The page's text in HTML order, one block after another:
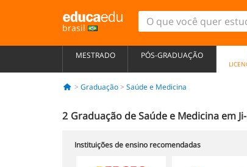
brasil
MESTRADO PÓS-GRADUAÇÃO
Graduação Saúde e Medicina
2 Graduação de Saúde e Medicina em
Instituições de ensino recomendadas